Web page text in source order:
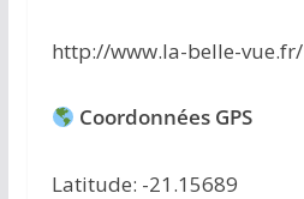
http://www.la-belle-vue.fr/
Coordonnées GPS
Latitude: -21.15689